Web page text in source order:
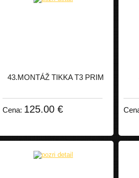
43.MONTÁŽ TIKKA T3 PRIM
Cena: 125.00 €